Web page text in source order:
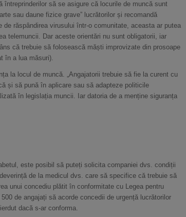
să se asigure că locurile de muncă sunt
sau daune fizice grave” lucrătorilor și recomandă
răspândirea virusului într-o comunitate, aceasta ar putea
telemuncii. Dar aceste orientări nu sunt obligatorii, iar
că trebuie să folosească măști improvizate din prosoape
în a lua măsuri).
la locul de muncă. „Angajatorii trebuie să fie la curent cu
și să pună în aplicare sau să adapteze politicile
în legislația muncii. Iar datoria de a menține siguranța
este posibil să puteți solicita companiei dvs. condiții
de la medicul dvs. care să specifice că trebuie să
unui concediu plătit în conformitate cu Legea pentru
de angajați să acorde concedii de urgență lucrătorilor
dacă s-ar conforma.